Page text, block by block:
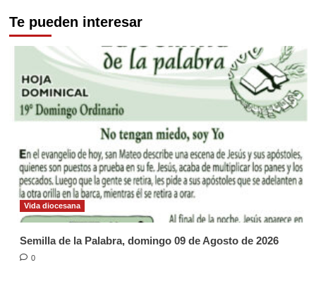
Te pueden interesar
Vida diocesana
Semilla de la Palabra, domingo 09 de Agosto de 2026
0